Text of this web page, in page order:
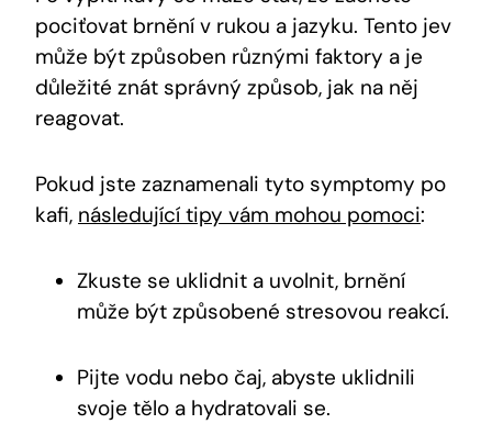
pociťovat brnění v rukou a jazyku. Tento jev
může být způsoben různými faktory a je
důležité znát správný způsob, jak na něj
reagovat.
Pokud jste zaznamenali tyto symptomy po
kafi, následující tipy vám mohou pomoci:
Zkuste se uklidnit a uvolnit, brnění
může být způsobené stresovou reakcí.
Pijte vodu nebo čaj, abyste uklidnili
svoje tělo a hydratovali se.